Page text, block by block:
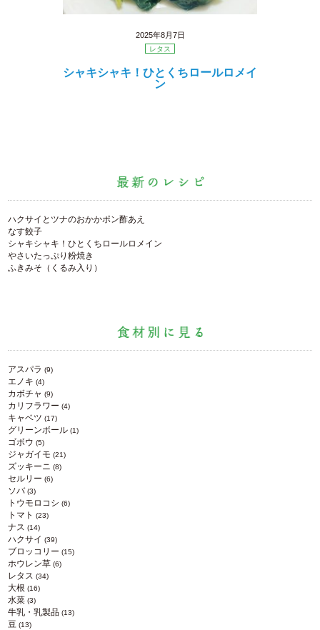
2025年8月7日
レタス
シャキシャキ！ひとくちロールロメイ
ン
ハクサイとツナのおかかポン酢あえ
なす餃子
シャキシャキ！ひとくちロールロメイン
やさいたっぷり粉焼き
ふきみそ（くるみ入り）
アスパラ (9)
エノキ (4)
カボチャ (9)
カリフラワー (4)
キャベツ (17)
グリーンボール (1)
ゴボウ (5)
ジャガイモ (21)
ズッキーニ (8)
セルリー (6)
ソバ(3)
トウモロコシ (6)
トマト (23)
ナス (14)
ハクサイ (39)
ブロッコリー (15)
ホウレン草 (6)
レタス (34)
大根 (16)
水菜 (3)
牛乳・乳製品 (13)
豆 (13)